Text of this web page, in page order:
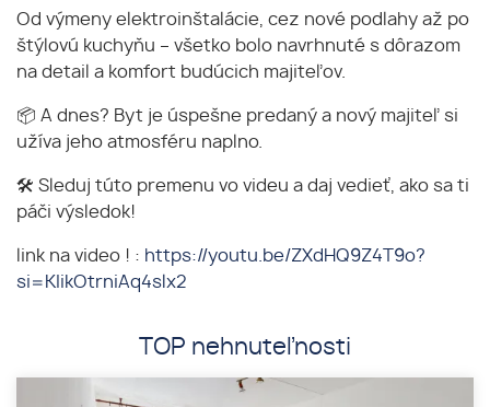
Od výmeny elektroinštalácie, cez nové podlahy až po
štýlovú kuchyňu – všetko bolo navrhnuté s dôrazom
na detail a komfort budúcich majiteľov.
📦 A dnes? Byt je úspešne predaný a nový majiteľ si
užíva jeho atmosféru naplno.
🛠 Sleduj túto premenu vo videu a daj vedieť, ako sa ti
páči výsledok!
link na video ! : https://youtu.be/ZXdHQ9Z4T9o?
si=KIikOtrniAq4slx2
TOP nehnuteľnosti